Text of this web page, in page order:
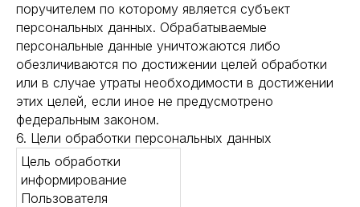
поручителем по которому является субъект
персональных данных. Обрабатываемые
персональные данные уничтожаются либо
обезличиваются по достижении целей обработки
или в случае утраты необходимости в достижении
этих целей, если иное не предусмотрено
федеральным законом.
6. Цели обработки персональных данных
Цель обработки
информирование
Пользователя